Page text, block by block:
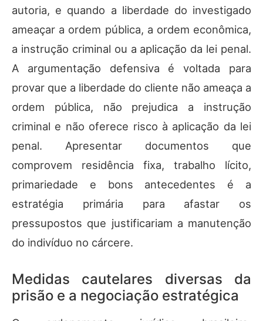
autoria, e quando a liberdade do investigado
ameaçar a ordem pública, a ordem econômica,
a instrução criminal ou a aplicação da lei penal.
A argumentação defensiva é voltada para
provar que a liberdade do cliente não ameaça a
ordem pública, não prejudica a instrução
criminal e não oferece risco à aplicação da lei
penal. Apresentar documentos que
comprovem residência fixa, trabalho lícito,
primariedade e bons antecedentes é a
estratégia primária para afastar os
pressupostos que justificariam a manutenção
do indivíduo no cárcere.
Medidas cautelares diversas da
prisão e a negociação estratégica